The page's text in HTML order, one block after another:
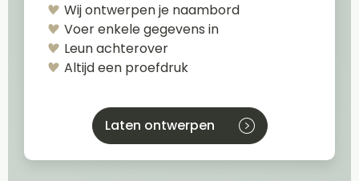
Wij ontwerpen je naambord
Voer enkele gegevens in
Leun achterover
Altijd een proefdruk
Laten ontwerpen